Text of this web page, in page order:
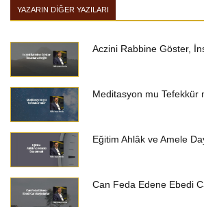
YAZARIN DIĞER YAZILARI
Aczini Rabbine Göster,
Meditasyon mu Tefekkür
Eğitim Ahlâk ve Amele
Can Feda Edene Ebedi